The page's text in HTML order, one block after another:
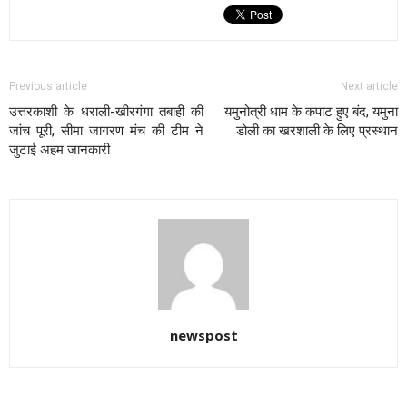
Previous article
उत्तरकाशी के धराली-खीरगंगा तबाही की
जांच पूरी, सीमा जागरण मंच की टीम ने
जुटाई अहम जानकारी
Next article
यमुनोत्री धाम के कपाट हुए बंद, यमुना
डोली का खरशाली के लिए प्रस्थान
newspost